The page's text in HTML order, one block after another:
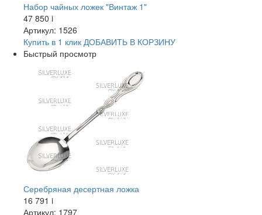
Набор чайных ложек "Винтаж 1"
47 850 i
Артикул: 1526
Купить в 1 клик ДОБАВИТЬ В КОРЗИНУ
Быстрый просмотр
Серебряная десертная ложка
16 791 i
Артикул: 1797